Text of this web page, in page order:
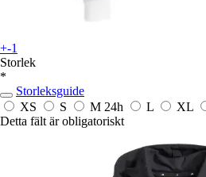
+-1
Storlek
*
Storleksguide
XS
S M 24h L XL
Detta fält är obligatoriskt